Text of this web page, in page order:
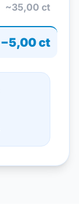
~35,00 ct
−5,00 ct